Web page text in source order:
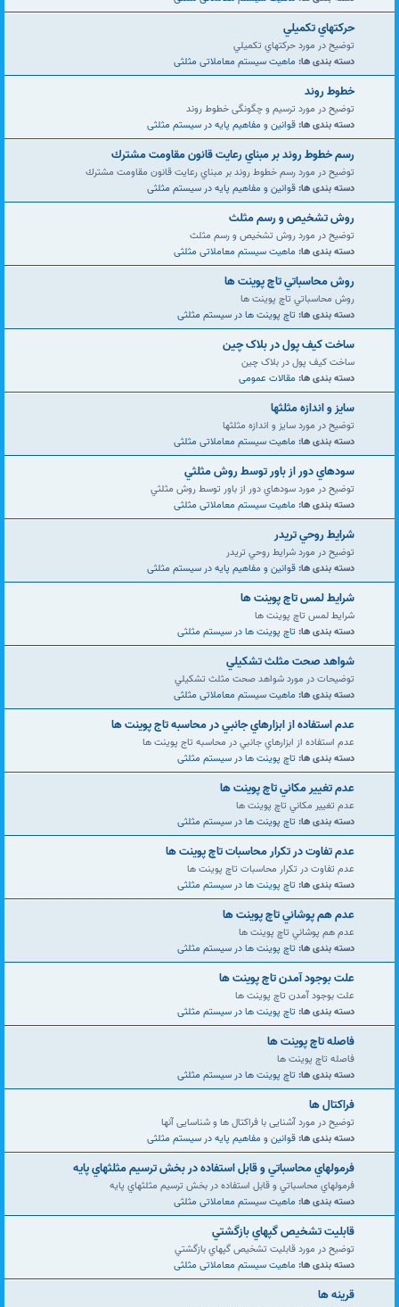
حركتهاي تكميلي
توضیح در مورد حركتهاي تكميلي
دسته بندی ها: ماهیت سیستم معاملاتی مثلثی
خطوط روند
توضیح در مورد ترسیم و چگونگی خطوط روند
دسته بندی ها: قوانین و مفاهیم پایه در سیستم مثلثی
رسم خطوط روند بر مبناي رعايت قانون مقاومت مشترك
توضیح در مورد رسم خطوط روند بر مبناي رعايت قانون مقاومت مشترك
دسته بندی ها: قوانین و مفاهیم پایه در سیستم مثلثی
روش تشخيص و رسم مثلث
توضیح در مورد روش تشخيص و رسم مثلث
دسته بندی ها: ماهیت سیستم معاملاتی مثلثی
روش محاسباتي تاچ پوينت ها
روش محاسباتي تاچ پوينت ها
دسته بندی ها: تاچ پوینت ها در سیستم مثلثی
ساخت کیف پول در بلاک چین
ساخت کیف پول در بلاک چین
دسته بندی ها: مقالات عمومی
سايز و اندازه مثلثها
توضیح در مورد سايز و اندازه مثلثها
دسته بندی ها: ماهیت سیستم معاملاتی مثلثی
سودهاي دور از باور توسط روش مثلثي
توضیح در مورد سودهاي دور از باور توسط روش مثلثي
دسته بندی ها: ماهیت سیستم معاملاتی مثلثی
شرايط روحي تريدر
توضیح در مورد شرايط روحي تريدر
دسته بندی ها: قوانین و مفاهیم پایه در سیستم مثلثی
شرايط لمس تاچ پوينت ها
شرايط لمس تاچ پوينت ها
دسته بندی ها: تاچ پوینت ها در سیستم مثلثی
شواهد صحت مثلث تشكيلي
توضیحات در مورد شواهد صحت مثلث تشكيلي
دسته بندی ها: ماهیت سیستم معاملاتی مثلثی
عدم استفاده از ابزارهاي جانبي در محاسبه تاج پوينت ها
عدم استفاده از ابزارهاي جانبي در محاسبه تاج پوينت ها
دسته بندی ها: تاچ پوینت ها در سیستم مثلثی
عدم تغيير مكاني تاچ پوينت ها
عدم تغيير مكاني تاچ پوينت ها
دسته بندی ها: تاچ پوینت ها در سیستم مثلثی
عدم تفاوت در تكرار محاسبات تاچ پوينت ها
عدم تفاوت در تكرار محاسبات تاچ پوينت ها
دسته بندی ها: تاچ پوینت ها در سیستم مثلثی
عدم هم پوشاني تاچ پوينت ها
عدم هم پوشاني تاچ پوينت ها
دسته بندی ها: تاچ پوینت ها در سیستم مثلثی
علت بوجود آمدن تاچ پوينت ها
علت بوجود آمدن تاچ پوينت ها
دسته بندی ها: تاچ پوینت ها در سیستم مثلثی
فاصله تاچ پوينت ها
فاصله تاچ پوينت ها
دسته بندی ها: تاچ پوینت ها در سیستم مثلثی
فراكتال ها
توضیح در مورد آشنایی با فراکتال ها و شناسایی آنها
دسته بندی ها: قوانین و مفاهیم پایه در سیستم مثلثی
فرمولهاي محاسباتي و قابل استفاده در بخش ترسيم مثلثهاي پایه
فرمولهاي محاسباتي و قابل استفاده در بخش ترسيم مثلثهاي پایه
دسته بندی ها: ماهیت سیستم معاملاتی مثلثی
قابليت تشخيص گپهاي بازگشتي
توضیح در مورد قابليت تشخيص گپهاي بازگشتي
دسته بندی ها: ماهیت سیستم معاملاتی مثلثی
قرينه ها